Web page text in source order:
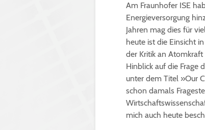
Am Fraunhofer ISE
Energieversorgung
Jahren mag dies für
heute ist die Einsicht
der Kritik an Atomkraft
Hinblick auf die Frage
unter dem Titel »Our
schon damals
mich auch heute